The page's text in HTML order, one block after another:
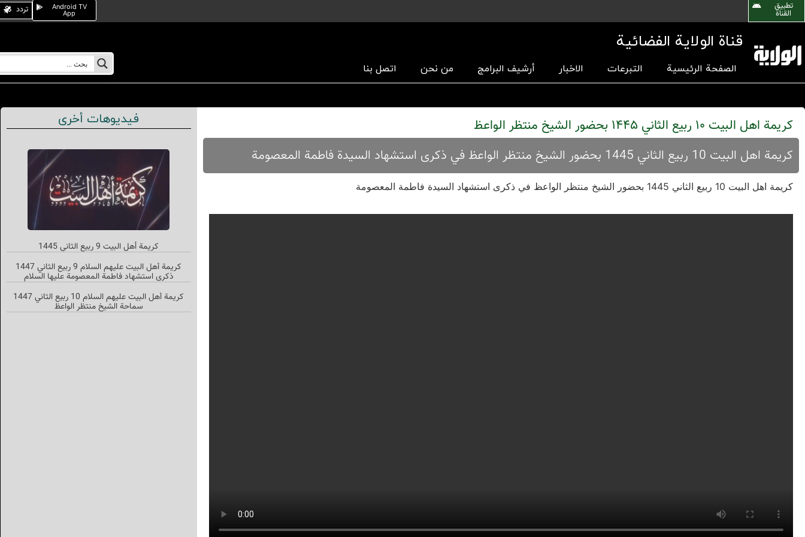
تطبیق
القناة
Android TV
App تردد
قناة الولاية الفضائية
الصفحة الرئيسية التبرعات الاخبار أرشیف البرامج من نحن اتصل بنا
کریمة اهل البیت 10 ربیع الثاني 1445 بحضور الشیخ منتظر الواعظ
کریمة اهل البیت 10 ربیع الثاني 1445 بحضور الشیخ منتظر الواعظ في ذکری استشهاد السیدة فاطمة المعصومة
کریمة اهل البیت 10 ربیع الثاني 1445 بحضور الشیخ منتظر الواعظ في ذکری استشهاد السیدة فاطمة المعصومة
فيديوهات أخرى
کریمة أهل البیت 9 ربیع الثاني 1445
كريمة أهل البيت عليهم السلام 9 ربيع الثاني 1447
ذكرى استشهاد فاطمة المعصومة عليها السلام
كريمة أهل البيت عليهم السلام 10 ربيع الثاني 1447
سماحة الشيخ منتظر الواعظ